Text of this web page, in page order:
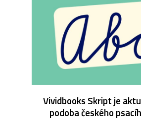
Vividbooks Skript je
podoba českého